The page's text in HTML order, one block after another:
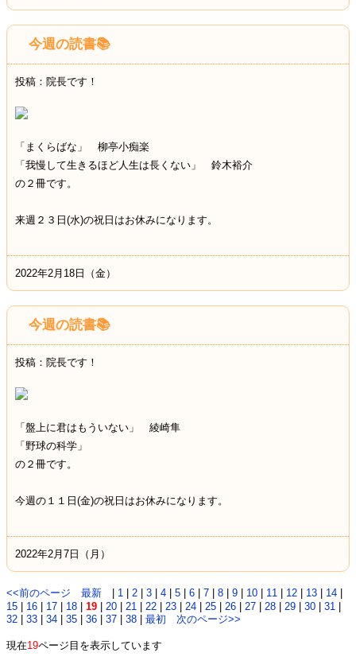
今週の読書📚
投稿：院長です！
「まくらばな」 柳亭小痴楽
「我慢して生きるほど人生は長くない」 鈴木裕介
の２冊です。
来週２３日(水)の祝日はお休みになります。
2022年2月18日（金）
今週の読書📚
投稿：院長です！
「盤上に君はもういない」 綾崎隼
「野球の科学」
の２冊です。
今週の１１日(金)の祝日はお休みになります。
2022年2月7日（月）
<<前のページ 最新 1 2 3 4 5 6 7 8 9 10 11 12 13 14
15
16 17 18 19 20 21 22 23 24 25 26 27 28 29 30 31
32
33 34 35 36 37 38 最初 次のページ>>
現在19ページ目を表示しています